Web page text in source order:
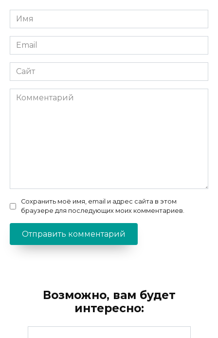
Имя
*
Email
*
Сайт
Комментарий
Сохранить моё имя, email и адрес сайта в этом
браузере для последующих моих комментариев.
Возможно, вам будет
интересно: